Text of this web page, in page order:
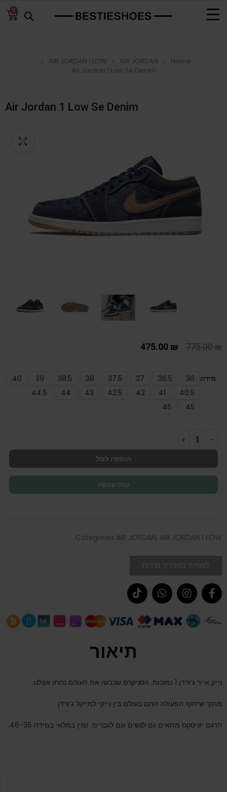
0
Home
AIR JORDAN
AIR JORDAN 1 LOW
Air Jordan 1 Low Se Denim
Air Jordan 1 Low Se Denim
775.00₪
475.00 ₪
מידה 36
36.5
37
37.5
38
38.5
39
40
40.5
41
42
42.5
43
44
44.5
45
46
הוספה לסל
קנה עכשיו
Categories AIR JORDAN, AIR JORDAN 1 LOW
תיאור
נייק אייר ג’ורדן 1 נמוכות. הסניקרס שכבשו את העולם נחתו אצלנו.
מתוך שיתוף הפעולה החם בעולם בין נייקי למייקל ג’ורדן .
הדגם יוניסקס מתאים גם לנשים וגם לגברים. זמין במלאי במידה 46-36.